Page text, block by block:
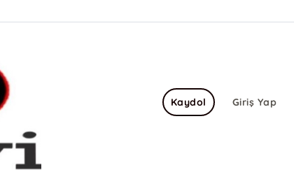
Giriş Yap
Kaydol